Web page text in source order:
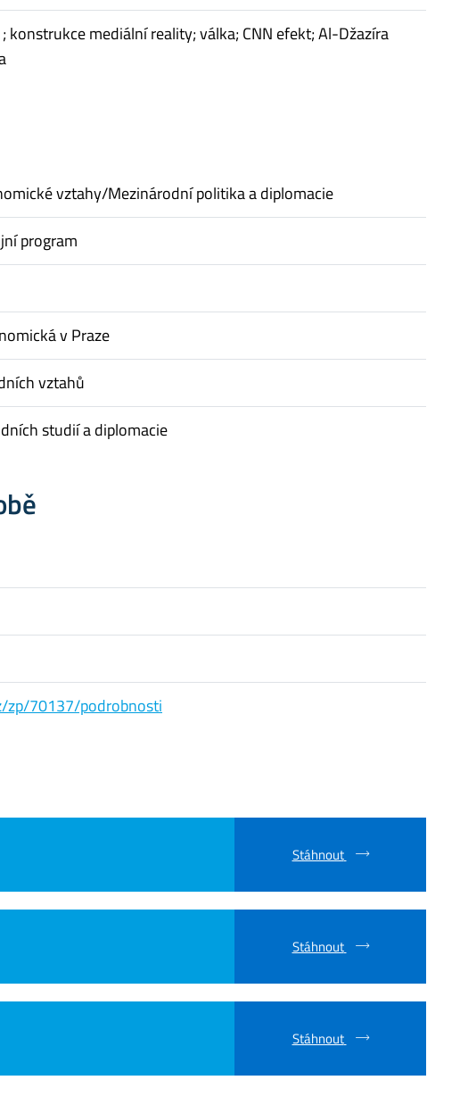
konstrukce mediální reality; válka; CNN efekt; Al-Džazíra
vztahy/Mezinárodní politika a diplomacie
program
v Praze
vztahů
studií a diplomacie
zp/70137/podrobnosti
Stáhnout
Stáhnout
Stáhnout